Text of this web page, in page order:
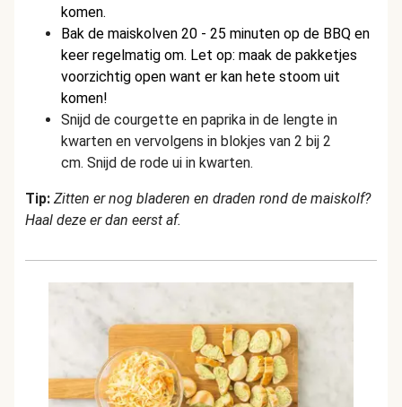
komen.
Bak de maiskolven 20 - 25 minuten op de BBQ en
keer regelmatig om. Let op: maak de pakketjes
voorzichtig open want er kan hete stoom uit
komen!
Snijd de courgette en paprika in de lengte in
kwarten en vervolgens in blokjes van 2 bij 2
cm. Snijd de rode ui in kwarten.
Tip: Zitten er nog bladeren en draden rond de maiskolf?
Haal deze er dan eerst af.